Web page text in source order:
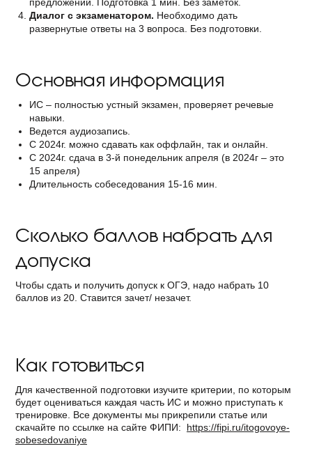
Диалог с экзаменатором. Необходимо дать
развернутые ответы на 3 вопроса. Без подготовки.
Основная информация
ИС – полностью устный экзамен, проверяет речевые
навыки.
Ведется аудиозапись.
С 2024г. можно сдавать как оффлайн, так и онлайн.
С 2024г. сдача в 3-й понедельник апреля (в 2024г – это
15 апреля)
Длительность собеседования 15-16 мин.
Сколько баллов набрать для
допуска
Чтобы сдать и получить допуск к ОГЭ, надо набрать 10
баллов из 20. Ставится зачет/ незачет.
Как готовиться
Для качественной подготовки изучите критерии, по которым
будет оцениваться каждая часть ИС и можно приступать к
тренировке. Все документы мы прикрепили статье или
скачайте по ссылке на сайте ФИПИ: https://fipi.ru/itogovoye-
sobesedovaniye